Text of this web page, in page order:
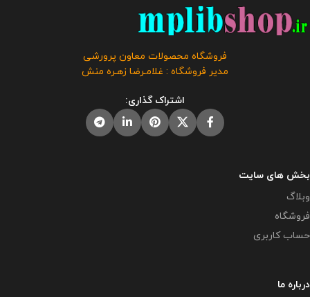
فروشگاه محصولات معاون پرورشی
مدیر فروشگاه : غلامـرضا زهـره منش
اشتراک گذاری:
بخش های سایت
وبلاگ
فروشگاه
حساب کاربری
درباره ما